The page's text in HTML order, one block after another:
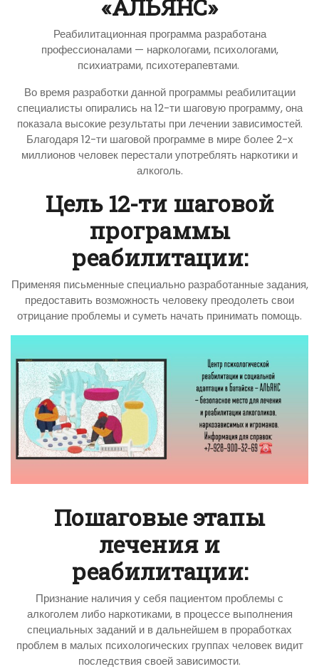
«АЛЬЯНС»
Реабилитационная программа разработана
профессионалами — наркологами, психологами,
психиатрами, психотерапевтами.
Во время разработки данной программы реабилитации
специалисты опирались на 12-ти шаговую программу, она
показала высокие результаты при лечении зависимостей.
Благодаря 12-ти шаговой программе в мире более 2-х
миллионов человек перестали употреблять наркотики и
алкоголь.
Цель 12-ти шаговой
программы
реабилитации:
Применяя письменные специально разработанные задания,
предоставить возможность человеку преодолеть свои
отрицание проблемы и суметь начать принимать помощь.
Пошаговые этапы
лечения и
реабилитации:
Признание наличия у себя пациентом проблемы с
алкоголем либо наркотиками, в процессе выполнения
специальных заданий и в дальнейшем в проработках
проблем в малых психологических группах человек видит
последствия своей зависимости.